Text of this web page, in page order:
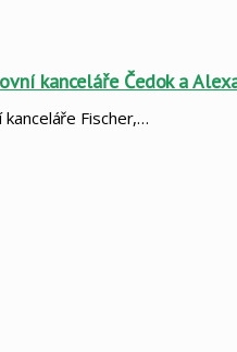
kanceláře Čedok a
Fischer,…